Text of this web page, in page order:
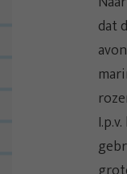
dat